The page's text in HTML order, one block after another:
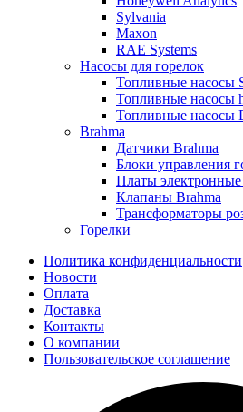
Sylvania
Maxon
RAE Systems
Насосы для горелок
Топливные насосы
Топливные насосы
Топливные насосы
Brahma
Датчики Brahma
Блоки управления
Платы электронные
Клапаны Brahma
Трансформаторы
Горелки
Политика конфиденциальности
Новости
Оплата
Доставка
Контакты
О компании
Пользовательское соглашение